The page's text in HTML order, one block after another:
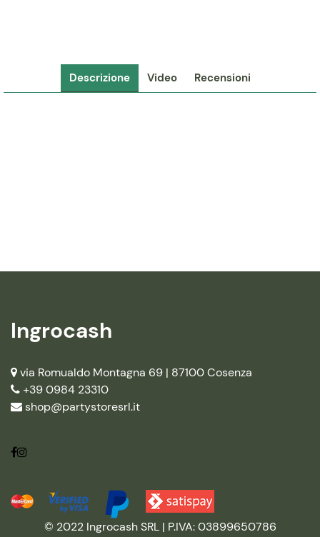
Descrizione Video Recensioni
Ingrocash
via Romualdo Montagna 69 | 87100 Cosenza
+39 0984 23310
shop@partystoresrl.it
© 2022 Ingrocash SRL | P.IVA: 03899650786